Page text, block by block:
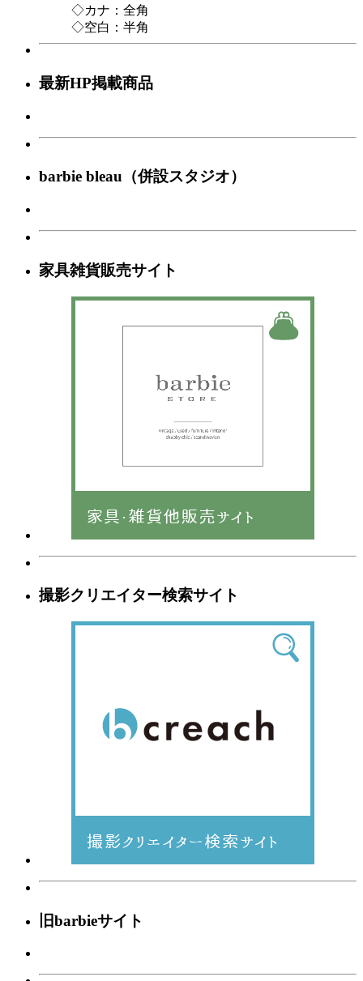
◇カナ：全角
◇空白：半角
最新HP掲載商品
barbie bleau（併設スタジオ）
家具雑貨販売サイト
撮影クリエイター検索サイト
旧barbieサイト